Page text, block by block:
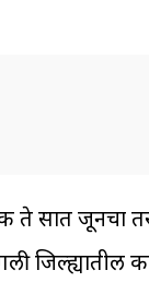
ते सात जूनचा
जिल्ह्यातील